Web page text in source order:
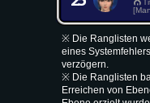
※ Die Ranglisten
eines
verzögern.
※ Die Ranglisten
Erreichen von